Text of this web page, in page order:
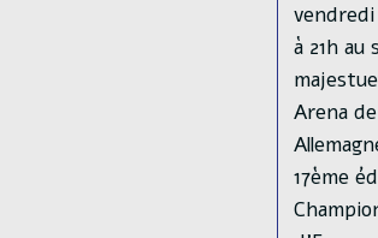
vendredi
à 21h au
Arena
17ème